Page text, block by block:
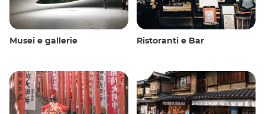
Musei e gallerie Ristoranti e Bar